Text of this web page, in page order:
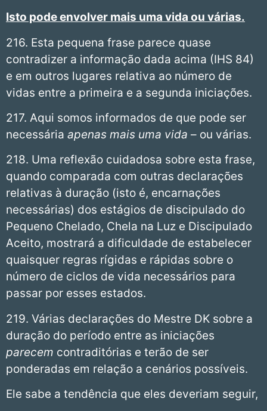
Isto pode envolver mais uma vida ou várias.
216. Esta pequena frase parece quase
contradizer a informação dada acima (IHS 84)
e em outros lugares relativa ao número de
vidas entre a primeira e a segunda iniciações.
217. Aqui somos informados de que pode ser
necessária apenas mais uma vida – ou várias.
218. Uma reflexão cuidadosa sobre esta frase,
quando comparada com outras declarações
relativas à duração (isto é, encarnações
necessárias) dos estágios de discipulado do
Pequeno Chelado, Chela na Luz e Discipulado
Aceito, mostrará a dificuldade de estabelecer
quaisquer regras rígidas e rápidas sobre o
número de ciclos de vida necessários para
passar por esses estados.
219. Várias declarações do Mestre DK sobre a
duração do período entre as iniciações
parecem contraditórias e terão de ser
ponderadas em relação a cenários possíveis.
Ele sabe a tendência que eles deveriam seguir,